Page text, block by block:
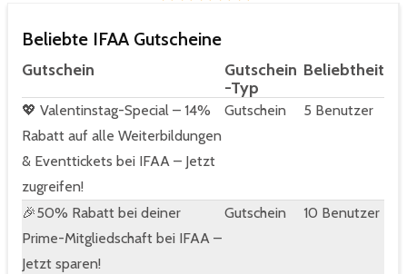
Beliebte IFAA Gutscheine
Gutschein
Gutschein
-Typ
Beliebtheit
💖 Valentinstag-Special – 14%
Rabatt auf alle Weiterbildungen
& Eventtickets bei IFAA – Jetzt
zugreifen!
Gutschein 5 Benutzer
🎉50% Rabatt bei deiner
Prime-Mitgliedschaft bei IFAA –
Jetzt sparen!
Gutschein 10 Benutzer